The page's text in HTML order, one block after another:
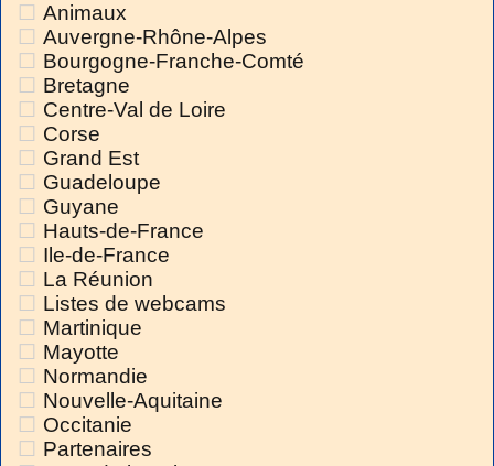
Animaux
Auvergne-Rhône-Alpes
Bourgogne-Franche-Comté
Bretagne
Centre-Val de Loire
Corse
Grand Est
Guadeloupe
Guyane
Hauts-de-France
Ile-de-France
La Réunion
Listes de webcams
Martinique
Mayotte
Normandie
Nouvelle-Aquitaine
Occitanie
Partenaires